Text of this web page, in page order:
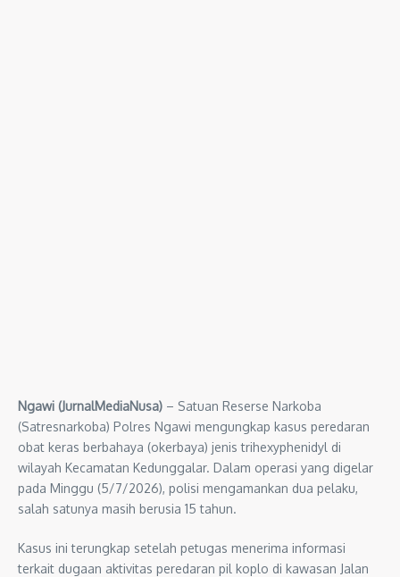
Ngawi (JurnalMediaNusa) – Satuan Reserse Narkoba
(Satresnarkoba) Polres Ngawi mengungkap kasus peredaran
obat keras berbahaya (okerbaya) jenis trihexyphenidyl di
wilayah Kecamatan Kedunggalar. Dalam operasi yang digelar
pada Minggu (5/7/2026), polisi mengamankan dua pelaku,
salah satunya masih berusia 15 tahun.
Kasus ini terungkap setelah petugas menerima informasi
terkait dugaan aktivitas peredaran pil koplo di kawasan Jalan